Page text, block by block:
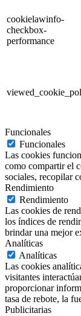
cookielawinfo-
checkbox-
performance
Funcionales
Funcionales
Las cookies
como compartir el
sociales, recopilar
Rendimiento
Rendimiento
Las cookies de
los índices de
brindar una mejor
Analíticas
Analíticas
Las cookies
visitantes
proporcionar
tasa de rebote, la
Publicitarias